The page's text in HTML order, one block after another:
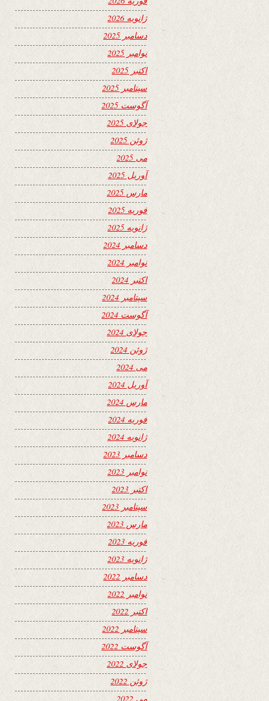
ژانویه 2026
دسامبر 2025
نوامبر 2025
اکتبر 2025
سپتامبر 2025
آگوست 2025
جولای 2025
ژوئن 2025
می 2025
آوریل 2025
مارس 2025
فوریه 2025
ژانویه 2025
دسامبر 2024
نوامبر 2024
اکتبر 2024
سپتامبر 2024
آگوست 2024
جولای 2024
ژوئن 2024
می 2024
آوریل 2024
مارس 2024
فوریه 2024
ژانویه 2024
دسامبر 2023
نوامبر 2023
اکتبر 2023
سپتامبر 2023
مارس 2023
فوریه 2023
ژانویه 2023
دسامبر 2022
نوامبر 2022
اکتبر 2022
سپتامبر 2022
آگوست 2022
جولای 2022
ژوئن 2022
می 2022